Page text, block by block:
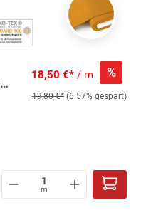
18,50 €* / m %
19,80 €* (6.57% gespart)
m